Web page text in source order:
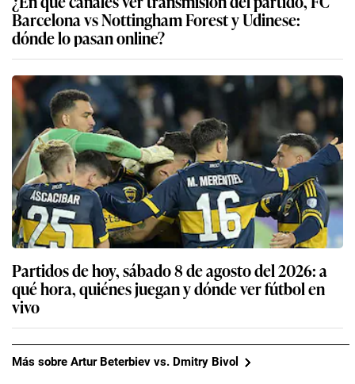
Barcelona vs Nottingham Forest y Udinese:
dónde lo pasan online?
Partidos de hoy, sábado 8 de agosto del 2026: a
qué hora, quiénes juegan y dónde ver fútbol en
vivo
Más sobre Artur Beterbiev vs. Dmitry Bivol